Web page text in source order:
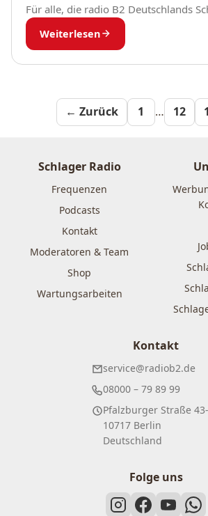
Für alle, die radio B2 Deutschlands
über analoges Kabel empfangen:
Kabelnetzbetreiber werden das
Weiterlesen
der
← Zurück 1 … 12
Schlager Radio
Frequenzen
Podcasts
Kontakt
Moderatoren & Team
Shop
Wartungsarbeiten
Kontakt
service@radiob2.de
08000 – 79 89 99
Pfalzburger Straße
10717 Berlin
Deutschland
Folge uns